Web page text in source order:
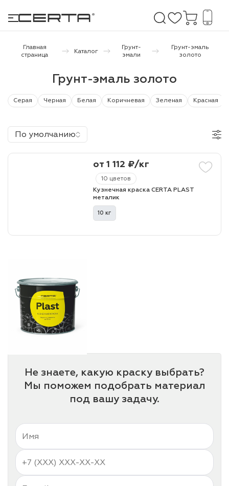
покрытия
и дачи
бетону,
Главная
страница
Каталог
Грунт-
эмали
Грунт-эмаль
золото
Грунт-эмаль золото
Серая Черная Белая Коричневая Зеленая Красная
По умолчанию
10 цветов
от 1 112 ₽/кг
Кузнечная краска CERTA PLAST
металик
10 кг
Не знаете, какую краску выбрать?
Мы поможем подобрать материал
под вашу задачу.